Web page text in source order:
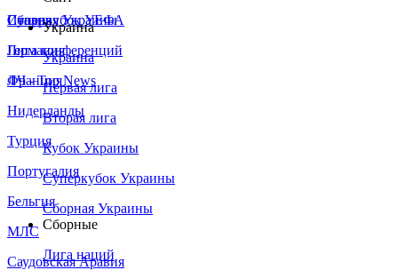
Сборная Украины
Италия
Германия
Франция
Нидерланды
Турция
Португалия
Бельгия
МЛС
Саудовская Аравия
Суперкубок УЕФА
Лига конференций
ЛЧ - Top News
Украина
Украина
Первая лига
Вторая лига
Кубок Украины
Суперкубок Украины
Сборная Украины
Сборные
Лига наций